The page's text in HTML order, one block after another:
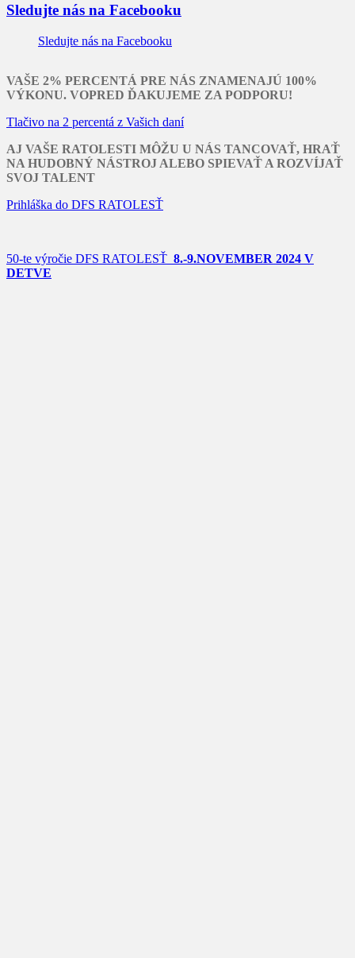
Sledujte nás na Facebooku
Sledujte nás na Facebooku
VAŠE 2% PERCENTÁ PRE NÁS ZNAMENAJÚ 100%
VÝKONU. VOPRED ĎAKUJEME ZA PODPORU!
Tlačivo na 2 percentá z Vašich daní
AJ VAŠE RATOLESTI MÔŽU U NÁS TANCOVAŤ, HRAŤ
NA HUDOBNÝ NÁSTROJ ALEBO SPIEVAŤ A ROZVÍJAŤ
SVOJ TALENT
Prihláška do DFS RATOLESŤ
50-te výročie DFS RATOLESŤ 8.-9.NOVEMBER 2024 V
DETVE